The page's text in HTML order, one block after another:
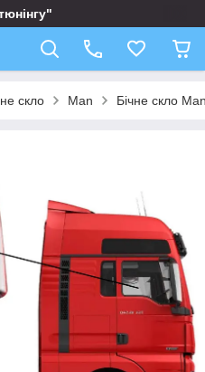
скло Man Бічне скло